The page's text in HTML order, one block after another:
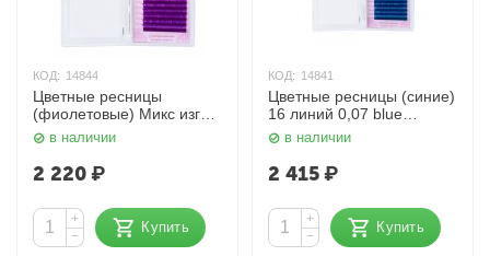
КОД: 14844
Цветные ресницы
(фиолетовые) Микс изгиб
С 16 линий 0,10 Enigma
в наличии
2 220₽
+
−
Купить
КОД: 14841
Цветные ресницы (синие)
16 линий 0,07 blue
Enigma
в наличии
2 415₽
+
−
Купить